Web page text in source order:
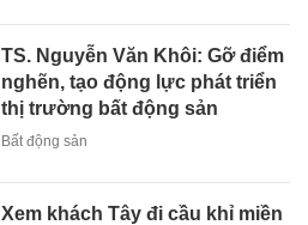
TS. Nguyễn Văn Khôi: Gỡ điểm
nghẽn, tạo động lực phát triển
thị trường bất động sản
Bất động sản
Xem khách Tây đi cầu khỉ miền